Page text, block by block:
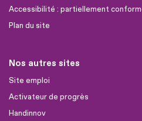
Accessibilité : partiellement
Plan du site
Nos autres sites
Site emploi
Activateur de progrès
Handinnov